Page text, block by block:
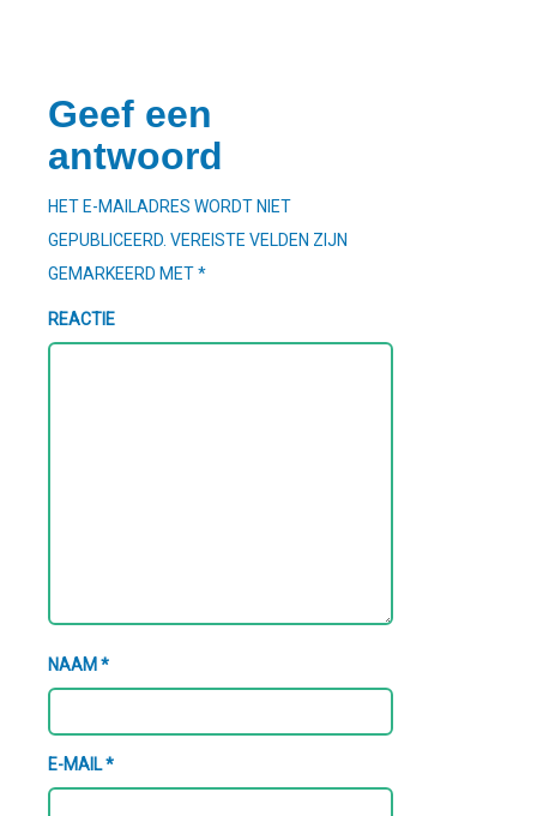
Geef een
antwoord
HET E-MAILADRES WORDT NIET
GEPUBLICEERD. VEREISTE VELDEN ZIJN
GEMARKEERD MET*
REACTIE
NAAM *
E-MAIL*